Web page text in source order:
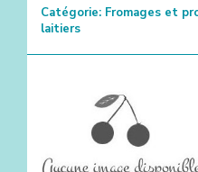
Catégorie: Fromages et
laitiers